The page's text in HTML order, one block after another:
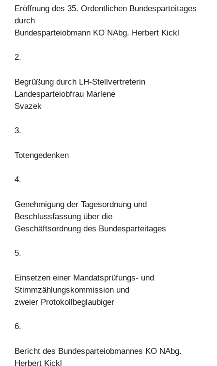
Eröffnung des 35. Ordentlichen Bundesparteitages
durch
Bundesparteiobmann KO NAbg. Herbert Kickl
2.
Begrüßung durch LH-Stellvertreterin
Landesparteiobfrau Marlene
Svazek
3.
Totengedenken
4.
Genehmigung der Tagesordnung und
Beschlussfassung über die
Geschäftsordnung des Bundesparteitages
5.
Einsetzen einer Mandatsprüfungs- und
Stimmzählungskommission und
zweier Protokollbeglaubiger
6.
Bericht des Bundesparteiobmannes KO NAbg.
Herbert Kickl